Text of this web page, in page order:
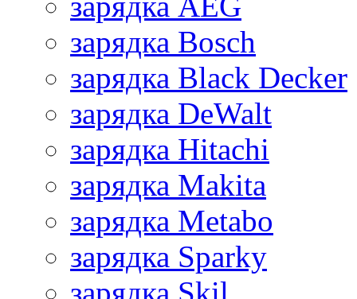
зарядка Bosch
зарядка Black Decker
зарядка DeWalt
зарядка Hitachi
зарядка Makita
зарядка Metabo
зарядка Sparky
зарядка Skil